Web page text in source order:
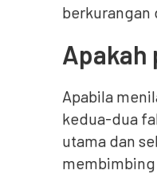
berkurangan
Apakah
Apabila
kedua-dua
utama dan